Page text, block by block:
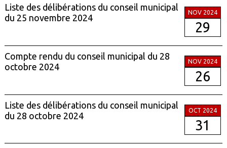
Liste des délibérations du conseil municipal
du 25 novembre 2024
NOV 2024
29
Compte rendu du conseil municipal du 28
octobre 2024
NOV 2024
26
Liste des délibérations du conseil municipal
du 28 octobre 2024
OCT 2024
31